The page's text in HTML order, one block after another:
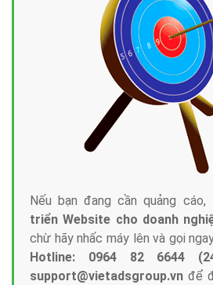
Nếu bạn đang cần quảng
triển Website cho doanh
chừ hãy nhấc máy lên và gọi
Hotline: 0964 82 6644
support@vietadsgroup.vn để